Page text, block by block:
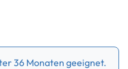
36 Monaten geeignet.